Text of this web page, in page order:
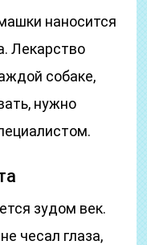
наносится
Лекарство
собаке,
нужно
зудом век.
чесал глаза,